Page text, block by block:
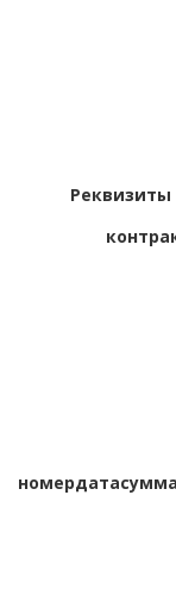
Реквизиты
номердатасумма